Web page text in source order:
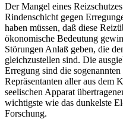
Der Mangel eines
Rindenschicht gegen
haben müssen, daß diese
ökonomische Bedeutung
Störungen Anlaß geben, die
gleichzustellen sind. Die
Erregung sind die
Repräsentanten aller aus dem
seelischen Apparat
wichtigste wie das dunkelste
Forschung.